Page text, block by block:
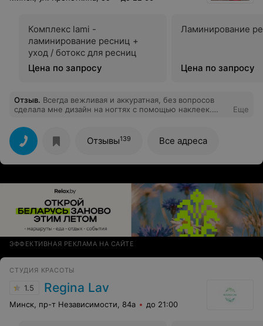
Комплекс lami -
ламинирование ресниц +
уход / ботокс для ресниц
Цена по запросу
Ламинирование
Цена по запросу
Отзыв. Всегда вежливая и аккуратная, без вопросов
сделала мне дизайн на ногтях с помощью наклеек.
Еще
Отзывы139 Все адреса
ЭФФЕКТИВНАЯ РЕКЛАМА НА САЙТЕ
СТУДИЯ КРАСОТЫ
1.5 Regina Lav
Минск, пр-т Независимости, 84а до 21:00